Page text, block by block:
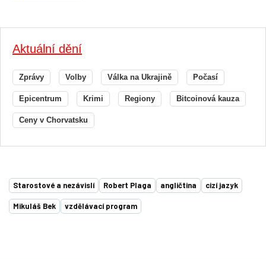
Aktuální dění
Zprávy Volby Válka na Ukrajině Počasí
Epicentrum Krimi Regiony Bitcoinová kauza
Ceny v Chorvatsku
Starostové a nezávislí Robert Plaga angličtina cizí jazyk
Mikuláš Bek vzdělávací program